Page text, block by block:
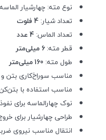
نوع مته: چهارشیار الماسه
تعداد شیار:
4 فلوت
تعداد الماس:
4 عدد
قطر مته:
6 میلی‌متر
طول مته:
160میلی‌متر
مناسب سوراخ‌کاری بتن
مناسب استفاده با
نوک چهارالماسه برای
طراحی چهارشیار برای
انتقال مناسب نیروی